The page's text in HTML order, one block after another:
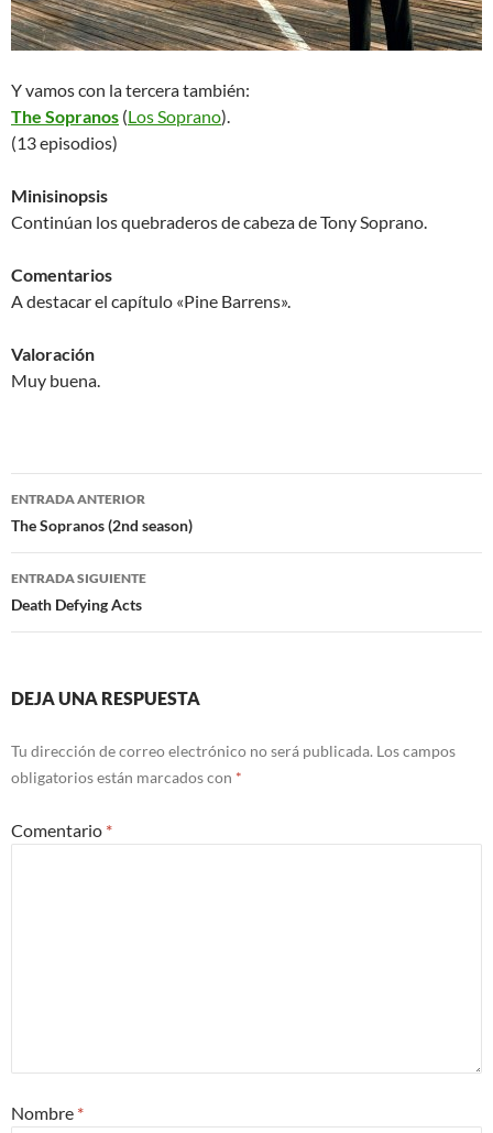
Y vamos con la tercera también:
The Sopranos (Los Soprano).
(13 episodios)
Minisinopsis
Continúan los quebraderos de cabeza de Tony Soprano.
Comentarios
A destacar el capítulo «Pine Barrens».
Valoración
Muy buena.
Navegación
de
entradas
ENTRADA ANTERIOR
The Sopranos (2nd season)
ENTRADA SIGUIENTE
Death Defying Acts
DEJA UNA RESPUESTA
Tu dirección de correo electrónico no será publicada. Los campos
obligatorios están marcados con *
Comentario *
Nombre *